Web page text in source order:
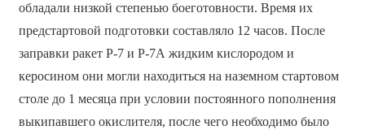
обладали низкой степенью боеготовности. Время их
предстартовой подготовки составляло 12 часов. После
заправки ракет Р-7 и Р-7А жидким кислородом и
керосином они могли находиться на наземном стартовом
столе до 1 месяца при условии постоянного пополнения
выкипавшего окислителя, после чего необходимо было